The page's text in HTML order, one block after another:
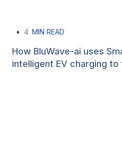
• 4 MIN READ
How BluWave-ai uses
intelligent EV charging to